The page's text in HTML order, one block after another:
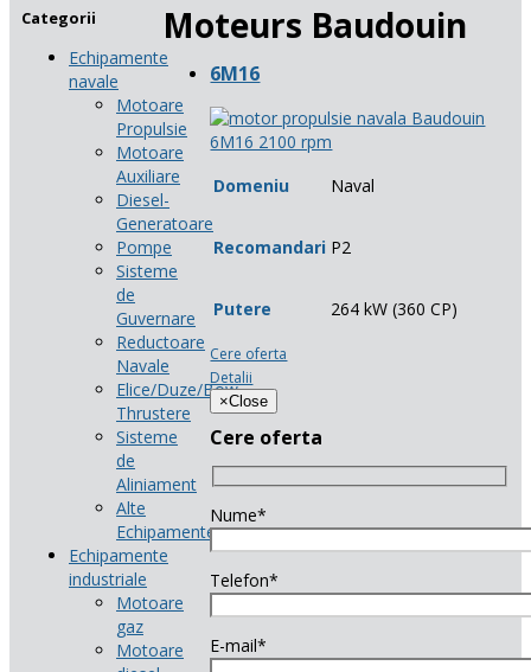
Categorii
Echipamente
navale
Motoare
Propulsie
Motoare
Auxiliare
Diesel-
Generatoare
Pompe
Sisteme
de
Guvernare
Reductoare
Navale
Elice/Duze/Bow-
Thrustere
Sisteme
de
Aliniament
Alte
Echipamente
Echipamente
industriale
Motoare
gaz
Motoare
Moteurs Baudouin
6M16
Domeniu Naval
Recomandari P2
Putere 264 kW (360 CP)
Cere oferta
Detalii
×Close
Cere oferta
Nume*
Telefon*
E-mail*